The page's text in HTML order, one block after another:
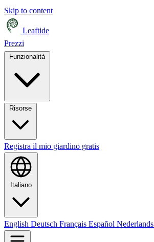
Skip to content
Leaftide
Prezzi
Funzionalità
Registra il mio giardino gratis
Italiano
English Deutsch Français Español Nederlands